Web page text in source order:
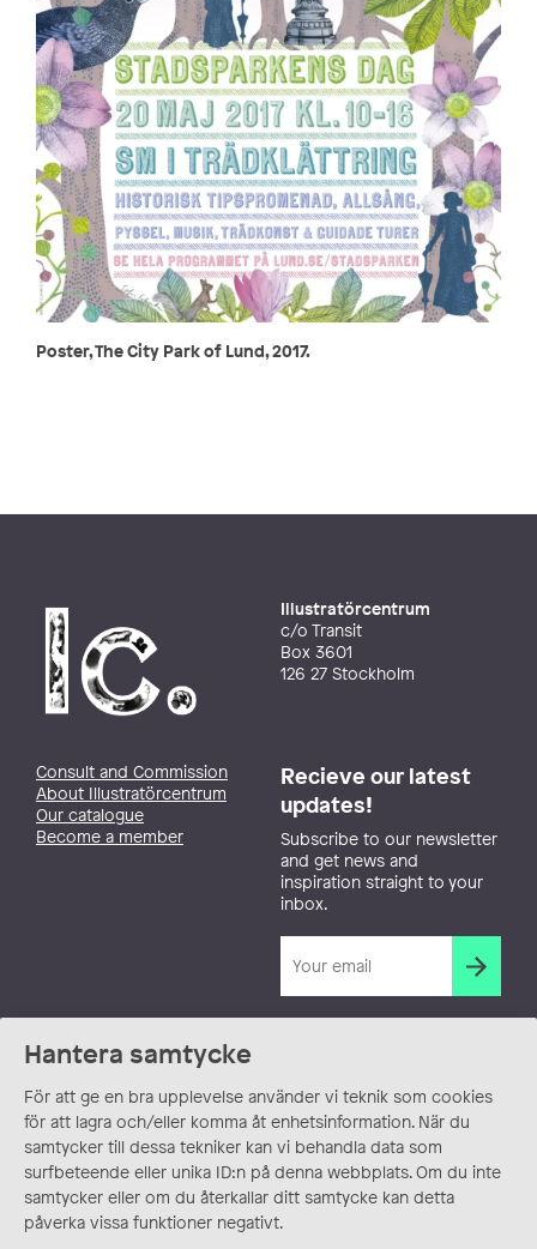
Hantera samtycke
För att ge en bra upplevelse använder vi teknik som cookies
för att lagra och/eller komma åt enhetsinformation. När du
samtycker till dessa tekniker kan vi behandla data som
surfbeteende eller unika ID:n på denna webbplats. Om du inte
samtycker eller om du återkallar ditt samtycke kan detta
påverka vissa funktioner negativt.
Poster, The City Park of Lund, 2017.
Illustratörcentrum
c/o Transit
Box 3601
126 27 Stockholm
Consult and Commission
About Illustratörcentrum
Our catalogue
Become a member
Recieve our latest
updates!
Subscribe to our newsletter
and get news and
inspiration straight to your
inbox.